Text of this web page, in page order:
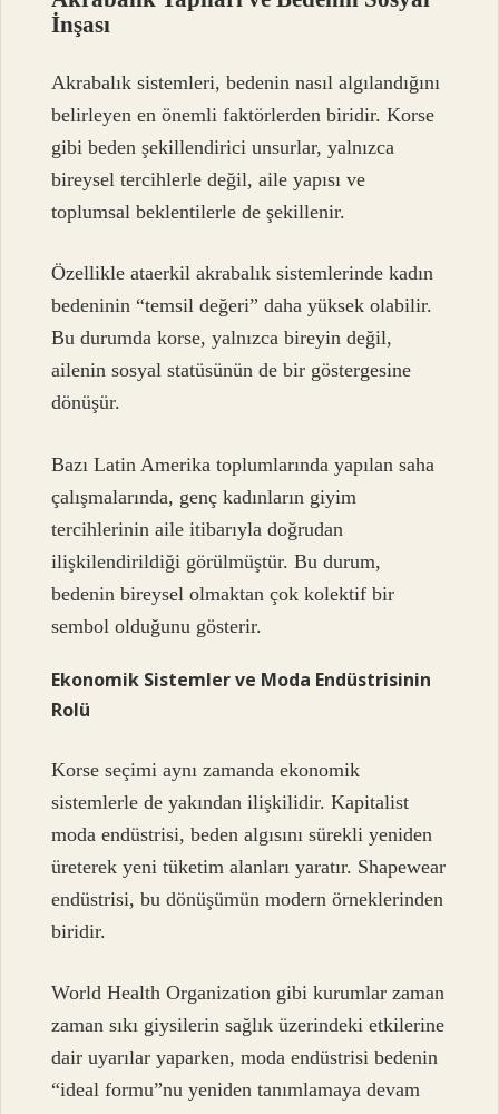
İnşası
Akrabalık sistemleri, bedenin nasıl algılandığını
belirleyen en önemli faktörlerden biridir. Korse
gibi beden şekillendirici unsurlar, yalnızca
bireysel tercihlerle değil, aile yapısı ve
toplumsal beklentilerle de şekillenir.
Özellikle ataerkil akrabalık sistemlerinde kadın
bedeninin “temsil değeri” daha yüksek olabilir.
Bu durumda korse, yalnızca bireyin değil,
ailenin sosyal statüsünün de bir göstergesine
dönüşür.
Bazı Latin Amerika toplumlarında yapılan saha
çalışmalarında, genç kadınların giyim
tercihlerinin aile itibarıyla doğrudan
ilişkilendirildiği görülmüştür. Bu durum,
bedenin bireysel olmaktan çok kolektif bir
sembol olduğunu gösterir.
Ekonomik Sistemler ve Moda Endüstrisinin
Rolü
Korse seçimi aynı zamanda ekonomik
sistemlerle de yakından ilişkilidir. Kapitalist
moda endüstrisi, beden algısını sürekli yeniden
üreterek yeni tüketim alanları yaratır. Shapewear
endüstrisi, bu dönüşümün modern örneklerinden
biridir.
World Health Organization gibi kurumlar zaman
zaman sıkı giysilerin sağlık üzerindeki etkilerine
dair uyarılar yaparken, moda endüstrisi bedenin
“ideal formu”nu yeniden tanımlamaya devam